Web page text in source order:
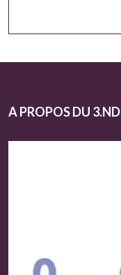
A PROPOS DU 3.ND